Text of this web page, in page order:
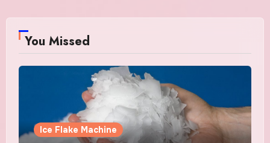
You Missed
Ice Flake Machine